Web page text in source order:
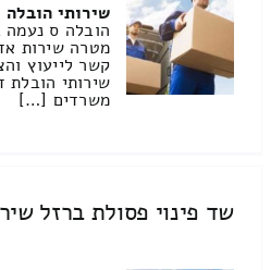
שירותי הובלה
הובלה ס נעמה
מטרה שירות
קשר לייעוץ
שירותי הובלת
משרדים […]
שד פינוי פסולת ברזל